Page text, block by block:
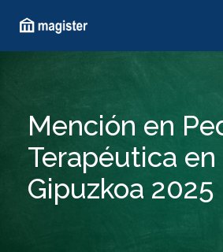
Mención en
Terapéutica en
Gipuzkoa 2025